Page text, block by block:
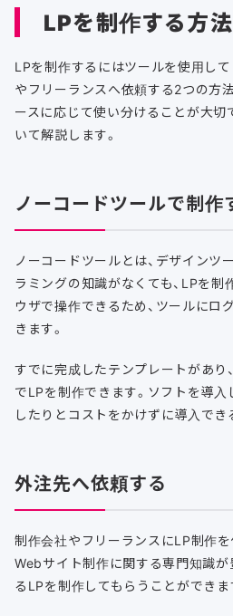
LPを制作する方
LPを制作するにはツールを使用し
やフリーランスへ依頼する2つの方
ースに応じて使い分けることが大切
いて解説します。
ノーコードツールで制作
ノーコードツールとは、デザインツ
ラミングの知識がなくても、LPを制
ウザで操作できるため、ツールにロ
きます。
すでに完成したテンプレートがあり
でLPを制作できます。ソフトを導入
したりとコストをかけずに導入でき
外注先へ依頼する
制作会社やフリーランスにLP制作を
Webサイト制作に関する専門知識が
るLPを制作してもらうことができま